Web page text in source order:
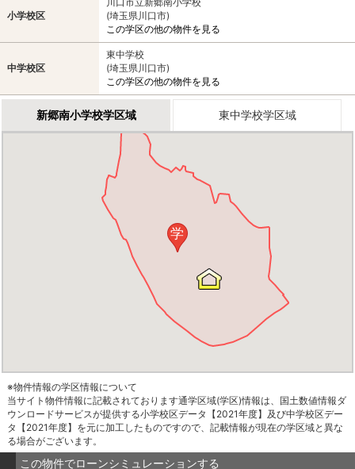
小学校区
(埼玉県川口市)
この学区の他の物件を見る
中学校区
東中学校
(埼玉県川口市)
この学区の他の物件を見る
新郷南小学校学区域 東中学校学区域
学
※物件情報の学区情報について
当サイト物件情報に記載されております通学区域(学区)情報は、国土数値情報ダ
ウンロードサービスが提供する小学校区データ【2021年度】及び中学校区デー
タ【2021年度】を元に加工したものですので、記載情報が現在の学区域と異な
る場合がございます。
この物件でローンシミュレーションする